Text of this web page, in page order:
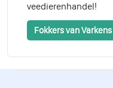
veedierenhandel!
Fokkers van Varkens